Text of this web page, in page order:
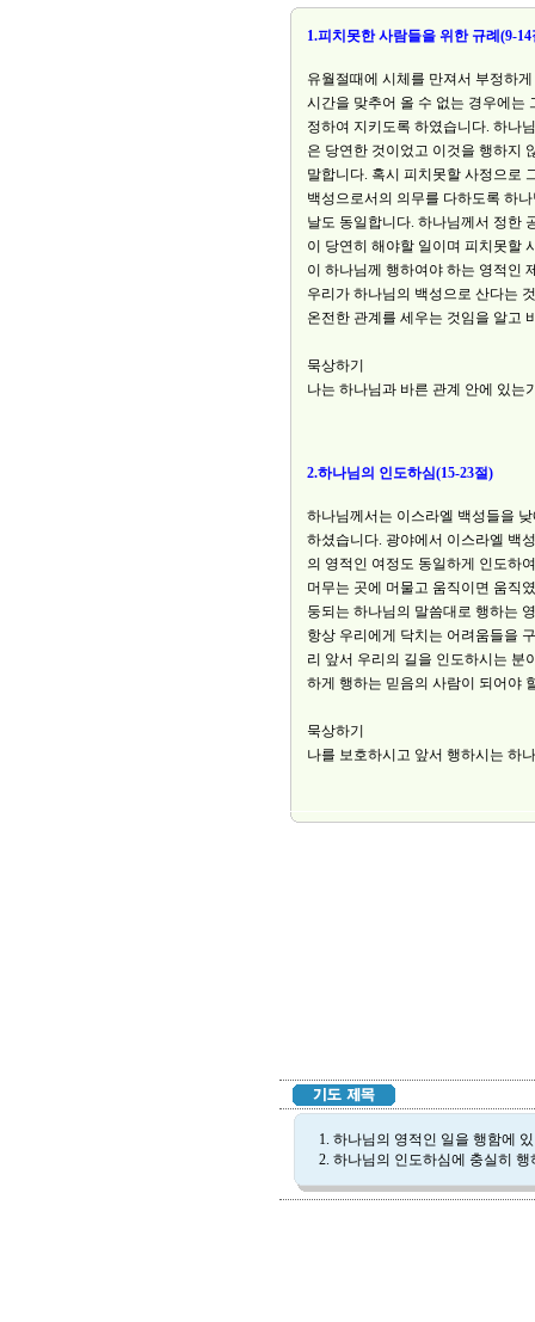
1.피치못한 사람들을 위한 규례(9-14
유월절때에 시체를 만져서 부정하
시간을 맞추어 올 수 없는 경우에는
정하여 지키도록 하였습니다. 하나
은 당연한 것이었고 이것을 행하지
말합니다. 혹시 피치못할 사정으로
백성으로서의 의무를 다하도록 하
날도 동일합니다. 하나님께서 정한
이 당연히 해야할 일이며 피치못할
이 하나님께 행하여야 하는 영적인
우리가 하나님의 백성으로 산다는
온전한 관계를 세우는 것임을 알고
묵상하기
나는 하나님과 바른 관계 안에 있는
2.하나님의 인도하심(15-23절)
하나님께서는 이스라엘 백성들을
하셨습니다. 광야에서 이스라엘 백
의 영적인 여정도 동일하게 인도하
머무는 곳에 머물고 움직이면 움직
둥되는 하나님의 말씀대로 행하는
항상 우리에게 닥치는 어려움들을
리 앞서 우리의 길을 인도하시는 분
하게 행하는 믿음의 사람이 되어야
묵상하기
나를 보호하시고 앞서 행하시는 하
1. 하나님의 영적인 일을 행함에
2. 하나님의 인도하심에 충실히